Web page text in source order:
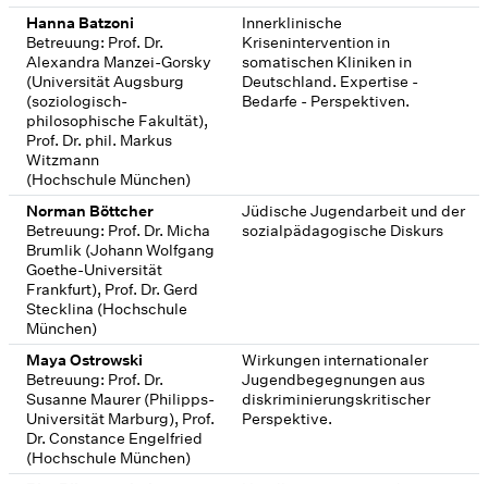
Hanna Batzoni
Betreuung: Prof. Dr.
Alexandra Manzei-Gorsky
(Universität Augsburg
(soziologisch-
philosophische Fakultät),
Prof. Dr. phil. Markus
Witzmann
(Hochschule München)
Innerklinische
Krisenintervention in
somatischen Kliniken in
Deutschland. Expertise -
Bedarfe - Perspektiven.
Norman Böttcher
Betreuung: Prof. Dr. Micha
Brumlik (Johann Wolfgang
Goethe-Universität
Frankfurt), Prof. Dr. Gerd
Stecklina (Hochschule
München)
Jüdische Jugendarbeit und der
sozialpädagogische Diskurs
Maya Ostrowski
Betreuung: Prof. Dr.
Susanne Maurer (Philipps-
Universität Marburg), Prof.
Dr. Constance Engelfried
(Hochschule München)
Wirkungen internationaler
Jugendbegegnungen aus
diskriminierungskritischer
Perspektive.